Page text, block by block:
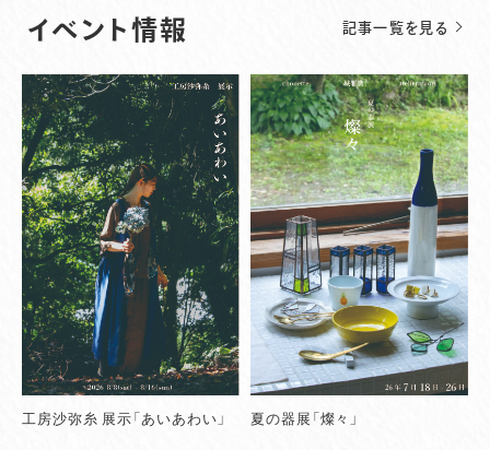
イベント情報 記事一覧を見る
工房沙弥糸 展示「あいあわい」 夏の器展「燦々」